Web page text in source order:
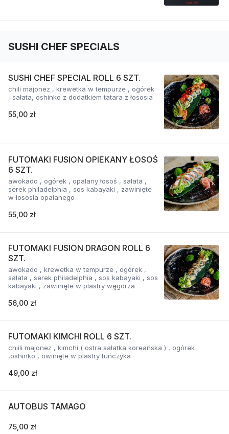
SUSHI CHEF SPECIALS
SUSHI CHEF SPECIAL ROLL 6 SZT.
chili majonez , krewetka w tempurze , ogórek
, sałata, oshinko z dodatkiem tatara z łososia
55,00 zł
FUTOMAKI FUSION OPIEKANY ŁOSOŚ
6 SZT.
awokado , ogórek , opalany łosoś , sałata ,
serek philadelphia , sos kabayaki , zawinięte
w łososia opalanego
55,00 zł
FUTOMAKI FUSION DRAGON ROLL 6
SZT.
awokado , krewetka w tempurze , ogórek ,
sałata , serek philadelphia , sos kabayaki , sos
kabayaki , zawinięte w plastry węgorza
56,00 zł
FUTOMAKI KIMCHI ROLL 6 SZT.
chiili majonez , kimchi ( ostra sałatka koreańska ) , ogórek
,oshinko , owinięte w plastry tuńczyka
49,00 zł
AUTOBUS TAMAGO
75,00 zł